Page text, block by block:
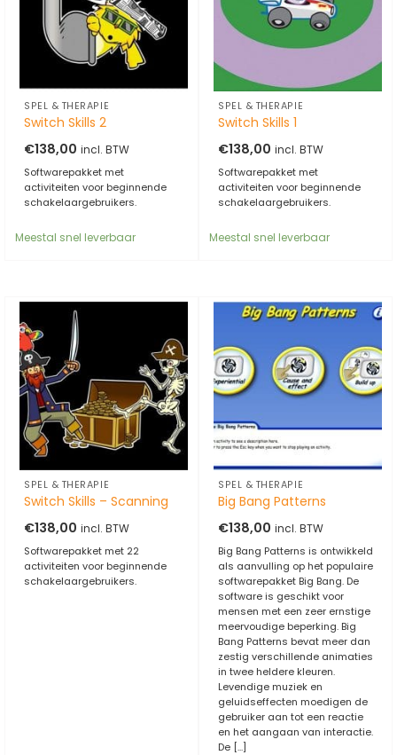
SPEL & THERAPIE
Switch Skills 2
€138,00 incl. BTW
Softwarepakket met
activiteiten voor beginnende
schakelaargebruikers.
Meestal snel leverbaar
SPEL & THERAPIE
Switch Skills 1
€138,00 incl. BTW
Softwarepakket met
activiteiten voor beginnende
schakelaargebruikers.
Meestal snel leverbaar
SPEL & THERAPIE
Switch Skills – Scanning
€138,00 incl. BTW
Softwarepakket met 22
activiteiten voor beginnende
schakelaargebruikers.
SPEL & THERAPIE
Big Bang Patterns
€138,00 incl. BTW
Big Bang Patterns is ontwikkeld
als aanvulling op het populaire
softwarepakket Big Bang. De
software is geschikt voor
mensen met een zeer ernstige
meervoudige beperking. Big
Bang Patterns bevat meer dan
zestig verschillende animaties
in twee heldere kleuren.
Levendige muziek en
geluidseffecten moedigen de
gebruiker aan tot een reactie
en het aangaan van interactie.
De [...]